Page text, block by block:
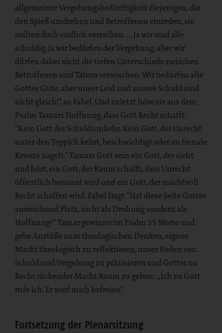
allgemeiner Vergebungsbedürftigkeit diejenigen, die
den Spieß umdrehen und Betroffenen einreden, sie
sollten doch endlich verzeihen. … Ja wir sind alle
schuldig, ja wir bedürfen der Vergebung, aber wir
dürfen dabei nicht die tiefen Unterschiede zwischen
Betroffenen und Tätern verwischen. Wir bedürfen alle
Gottes Güte, aber unser Leid und unsere Schuld sind
nicht gleich!", so Fabel. Und zuletzt höre sie aus dem
Psalm Tamars Hoffnung, dass Gott Recht schafft:
"Kein Gott der Schuldumkehr. Kein Gott, der Unrecht
unter den Teppich kehrt, beschwichtigt oder an fremde
Kreuze nagelt." Tamars Gott sein ein Gott, der sieht
und hört, ein Gott, der Raum schafft, dass Unrecht
öffentlich benannt wird und ein Gott, der machtvoll
Recht schaffen wird. Fabel fragt "Hat diese Seite Gottes
ausreichend Platz, nicht als Drohung sondern als
Hoffnung?" Tamar gewinne im Psalm 55 Worte und
gebe Anstöße zum theologischen Denken, eigene
Macht theologisch zu reflektieren, unser Reden von
Schuld und Vergebung zu präzisieren und Gottes zu
Recht rückender Macht Raum zu geben: „Ich zu Gott
rufe ich. Er wird mich befreien“.
Fortsetzung der Plenarsitzung